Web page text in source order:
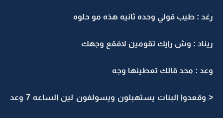
رغد : طيب قولي وحده ثانيه هذه مو حلوه
ريناد : وش رايك تقومين لافقع وجهك
وعد : محد قالك تعطينها وجه
< وقعدوا البنات يستهبلون ويسولفون لين الساعه 7 وعد